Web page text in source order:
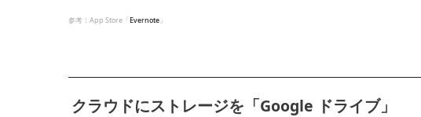
参考：App Store「Evernote 」
クラウドにストレージを「Google ドライブ」